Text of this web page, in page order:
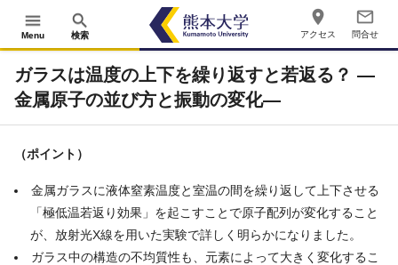
menu
Menu
search
検索
place
アクセス
mail_outline
問合せ
ガラスは温度の上下を繰り返すと若返る？ ―
金属原子の並び方と振動の変化―
（ポイント）
金属ガラスに液体窒素温度と室温の間を繰り返して上下させる
「極低温若返り効果」を起こすことで原子配列が変化すること
が、放射光X線を用いた実験で詳しく明らかになりました。
ガラス中の構造の不均質性も、元素によって大きく変化するこ